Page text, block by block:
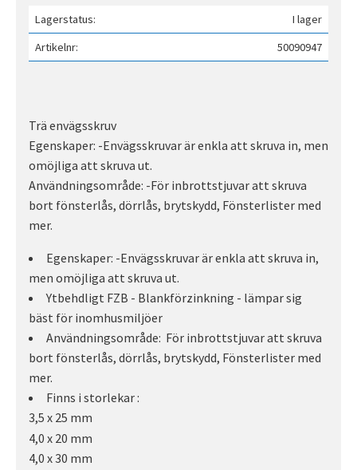
Lagerstatus
I lager
Artikelnr
50090947
Trä envägsskruv
Egenskaper: -Envägsskruvar är enkla att skruva in, men
omöjliga att skruva ut.
Användningsområde: -För inbrottstjuvar att skruva
bort fönsterlås, dörrlås, brytskydd, Fönsterlister med
mer.
Egenskaper: -Envägsskruvar är enkla att skruva in,
men omöjliga att skruva ut.
Ytbehdligt FZB - Blankförzinkning - lämpar sig
bäst för inomhusmiljöer
Användningsområde: För inbrottstjuvar att skruva
bort fönsterlås, dörrlås, brytskydd, Fönsterlister med
mer.
Finns i storlekar :
3,5 x 25 mm
4,0 x 20 mm
4,0 x 30 mm